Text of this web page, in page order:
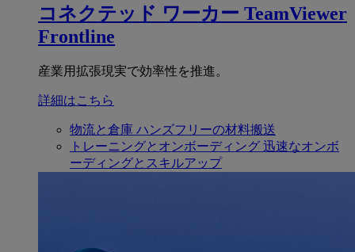
コネクテッド ワーカー TeamViewer
Frontline
産業用拡張現実で効率性を推進。
詳細はこちら
物流と倉庫 ハンズフリーの材料搬送
トレーニングとオンボーディング 迅速なオンボ
ーディングとスキルアップ